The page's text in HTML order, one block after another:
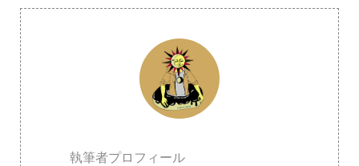
執筆者プロフィール